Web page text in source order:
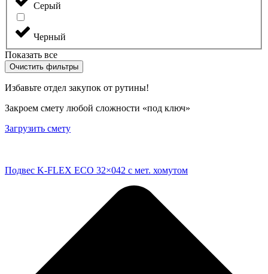
Серый
Черный
Показать все
Очистить фильтры
Избавьте отдел закупок от рутины!
Закроем смету любой сложности «под ключ»
Загрузить смету
Подвес K-FLEX ECO 32×042 с мет. хомутом